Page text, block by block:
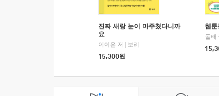
진짜 새랑 눈이 마주쳤다니까
요
이이은 저
보리
15,300원
웹
돌배